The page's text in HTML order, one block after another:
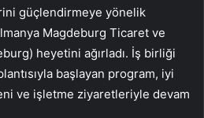
güçlendirmeye yönelik
Magdeburg Ticaret ve
heyetini ağırladı. İş birliği
başlayan program, iyi
ve işletme ziyaretleriyle devam